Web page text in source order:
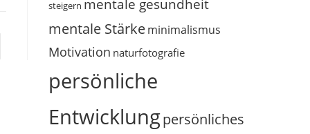
nächsten Seite
steigern mentale gesundheit
mentale Stärkeminimalismus
Motivation naturfotografie
persönliche
Entwicklungpersönliches